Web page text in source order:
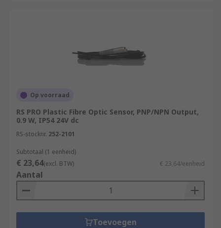
Op voorraad
RS PRO Plastic Fibre Optic Sensor, PNP/NPN Output,
0.9 W, IP54 24V dc
RS-stocknr. 252-2101
Subtotaal (1 eenheid)
€ 23,64(excl. BTW) € 23,64/eenheid
Aantal
Toevoegen